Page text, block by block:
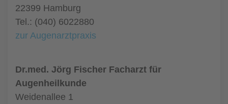
22399 Hamburg
Tel.: (040) 6022880
zur Augenarztpraxis
Dr.med. Jörg Fischer Facharzt für
Augenheilkunde
Weidenallee 1